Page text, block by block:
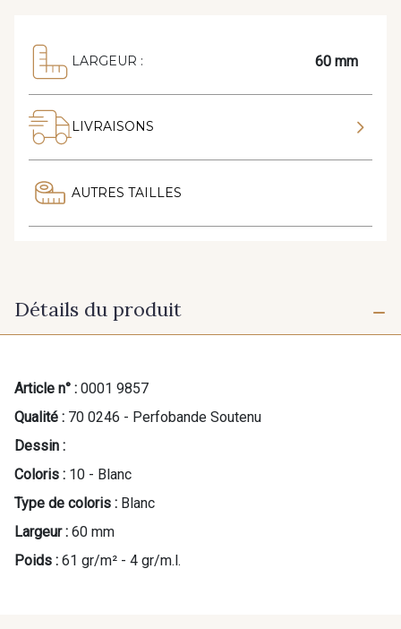
LARGEUR : 60 mm
LIVRAISONS
AUTRES TAILLES
Détails du produit
Article n° : 0001 9857
Qualité : 70 0246 - Perfobande Soutenu
Dessin :
Coloris : 10 - Blanc
Type de coloris : Blanc
Largeur : 60 mm
Poids : 61 gr/m² - 4 gr/m.l.